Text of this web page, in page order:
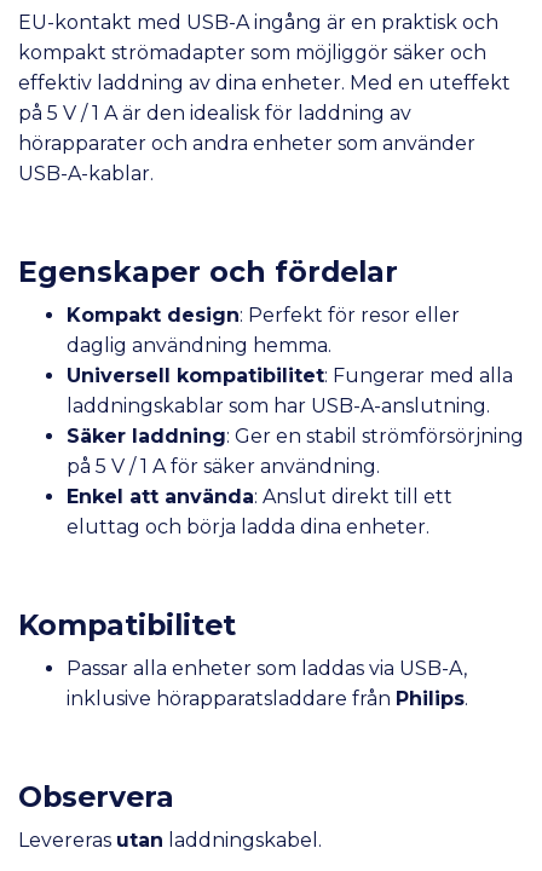
EU-kontakt med USB-A ingång är en praktisk och
kompakt strömadapter som möjliggör säker och
effektiv laddning av dina enheter. Med en uteffekt
på 5 V / 1 A är den idealisk för laddning av
hörapparater och andra enheter som använder
USB-A-kablar.
Egenskaper och fördelar
Kompakt design: Perfekt för resor eller
daglig användning hemma.
Universell kompatibilitet: Fungerar med alla
laddningskablar som har USB-A-anslutning.
Säker laddning: Ger en stabil strömförsörjning
på 5 V / 1 A för säker användning.
Enkel att använda: Anslut direkt till ett
eluttag och börja ladda dina enheter.
Kompatibilitet
Passar alla enheter som laddas via USB-A,
inklusive hörapparatsladdare från Philips.
Observera
Levereras utan laddningskabel.